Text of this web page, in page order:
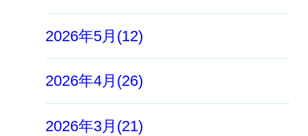
2026年5月(12)
2026年4月(26)
2026年3月(21)